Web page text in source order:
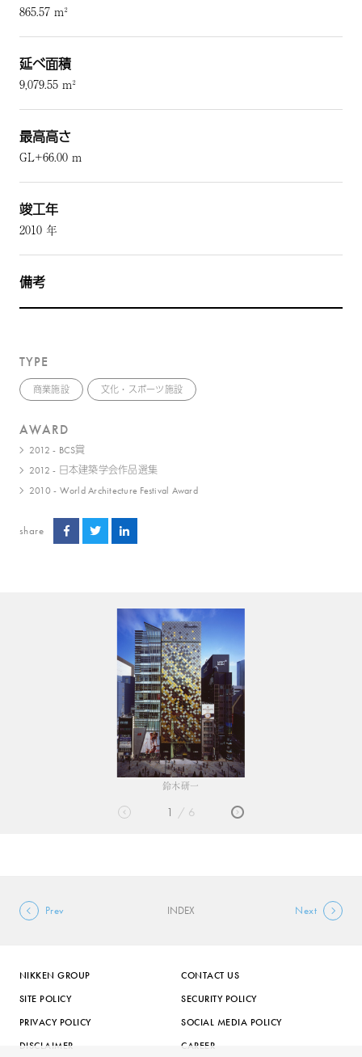
865.57 m²
延べ面積
9,079.55 m²
最高高さ
GL+66.00 m
竣工年
2010 年
備考
TYPE
商業施設 文化・スポーツ施設
AWARD
2012 - BCS賞
2012 - 日本建築学会作品選集
2010 - World Architecture Festival Award
share
鈴木研一
1 6
Prev INDEX Next
NIKKEN GROUP
CONTACT US
SITE POLICY
SECURITY POLICY
PRIVACY POLICY
SOCIAL MEDIA POLICY
DISCLAIMER
CAREER